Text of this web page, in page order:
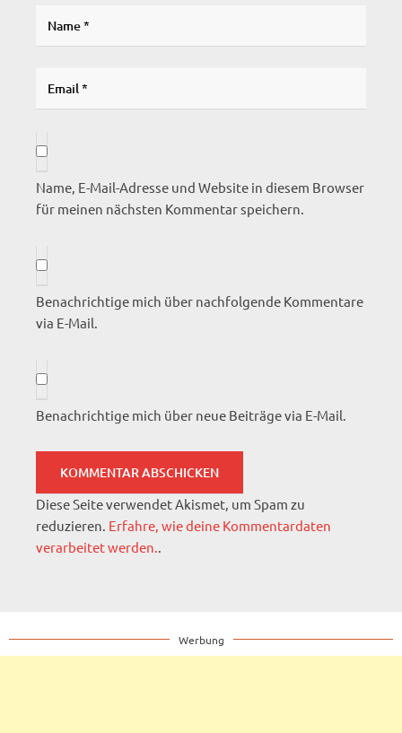
Name, E-Mail-Adresse und Website in diesem Browser
für meinen nächsten Kommentar speichern.
Benachrichtige mich über nachfolgende Kommentare
via E-Mail.
Benachrichtige mich über neue Beiträge via E-Mail.
Diese Seite verwendet Akismet, um Spam zu
reduzieren. Erfahre, wie deine Kommentardaten
verarbeitet werden..
Werbung